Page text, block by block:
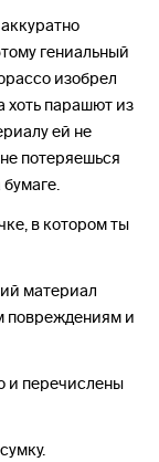
гениальный
изобрел
хоть парашют из
ей не
потеряешься
в котором ты
материал
повреждениям и
и перечислены